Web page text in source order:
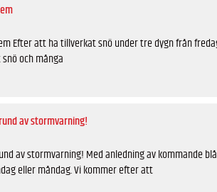
Efter att ha tillverkat snö under tre dygn från
och många
av stormvarning!
av stormvarning! Med anledning av
eller måndag. Vi kommer efter att